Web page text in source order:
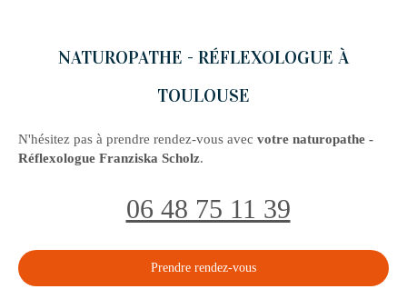
NATUROPATHE - RÉFLEXOLOGUE À
TOULOUSE
N'hésitez pas à prendre rendez-vous avec votre naturopathe -
Réflexologue Franziska Scholz.
06 48 75 11 39
Prendre rendez-vous